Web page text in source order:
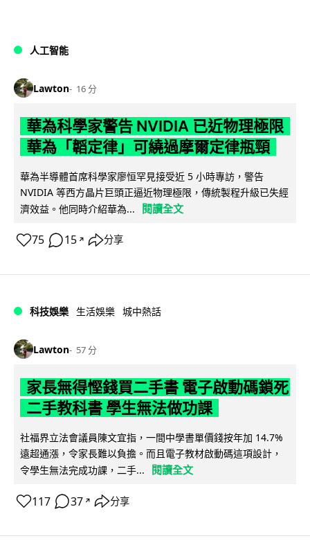
人工智能
Lawton 16 分
華為科學家警告 NVIDIA 已近物理極限
華為「韜定律」可繞過摩爾定律瓶頸
華為半導體首席科學家廖恒罕見接受近 5 小時專訪，警告
NVIDIA 等西方晶片巨頭正逼近物理極限，傳統製程升級已失經
濟效益。他同時介紹華為...
閱讀全文
75 15 ↗ 分享
科技娛樂 生活娛樂 城中熱話
Lawton 57 分
家長無得慳錢買二手書 電子啟動碼鎖死
二手教科書 學生無法做功課
社福界立法會議員陳文宜指，一間中學書單價錢按年加 14.7%
遠超通漲，令家長難以負擔。而且電子教材啟動碼這項設計，
令學生無法完成功課，二手...
閱讀全文
117 37 ↗ 分享